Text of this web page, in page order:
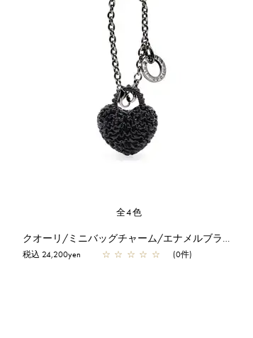
全4色
クオーリ/ミニバッグチャーム/エナメルブラック
税込 24,200yen ☆ ☆ ☆ ☆ ☆ (0件)